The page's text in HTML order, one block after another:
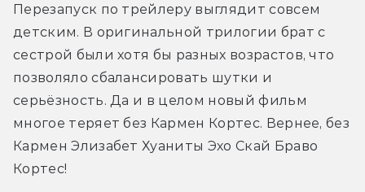
Перезапуск по трейлеру выглядит совсем
детским. В оригинальной трилогии брат с
сестрой были хотя бы разных возрастов, что
позволяло сбалансировать шутки и
серьёзность. Да и в целом новый фильм
многое теряет без Кармен Кортес. Вернее, без
Кармен Элизабет Хуаниты Эхо Скай Браво
Кортес!